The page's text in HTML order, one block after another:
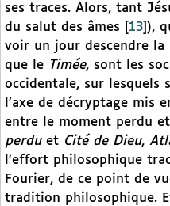
ses traces. Alors, tant
du salut des âmes
13 ),
voir un jour descendre la
que le Timée, sont les
occidentale, sur
l’axe de décryptage mis
entre le moment perdu
perduet Cité de Dieu,
l’effort philosophique
Fourier, de ce point de
tradition philosophique.